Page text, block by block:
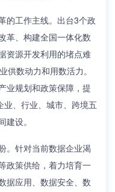
的工作主线。出台3个政
革、构建全国一体化数
资源开发利用的堵点难
供数动力和用数活力。
业规划和政策保障，提
、行业、城市、跨境五
设。
。针对当前数据企业渴
政策供给，着力培育一
据应用、数据安全、数